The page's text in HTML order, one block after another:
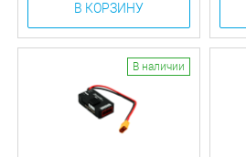
В КОРЗИНУ
В наличии